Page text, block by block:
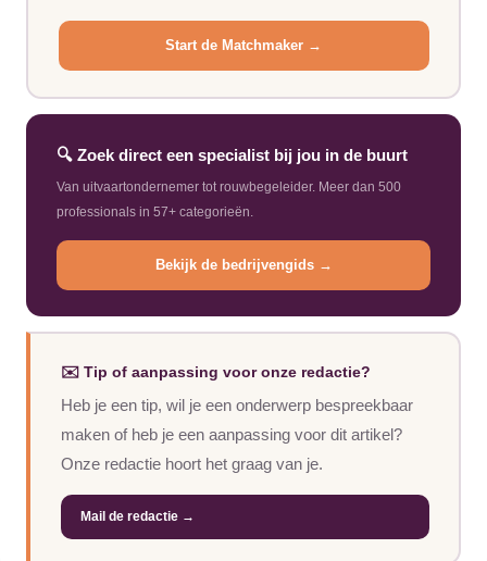
Start de Matchmaker →
🔍 Zoek direct een specialist bij jou in de buurt
Van uitvaartondernemer tot rouwbegeleider. Meer dan 500
professionals in 57+ categorieën.
Bekijk de bedrijvengids →
✉️ Tip of aanpassing voor onze redactie?
Heb je een tip, wil je een onderwerp bespreekbaar
maken of heb je een aanpassing voor dit artikel?
Onze redactie hoort het graag van je.
Mail de redactie →